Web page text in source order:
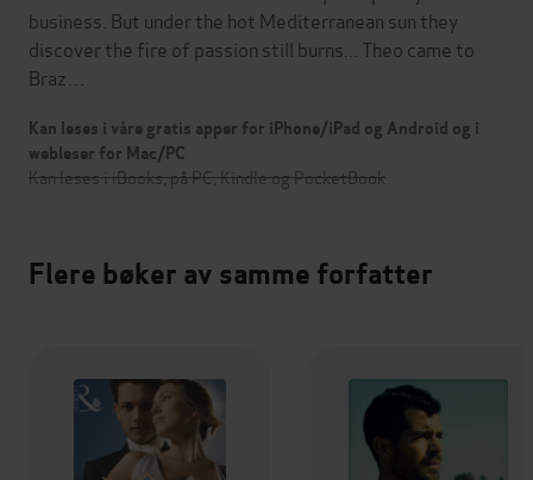
business. But under the hot Mediterranean sun they
discover the fire of passion still burns... Theo came to
Braz…
Kan leses i våre gratis apper for iPhone/iPad og Android og i
webleser for Mac/PC
Kan leses i iBooks, på PC, Kindle og PocketBook
Flere bøker av samme forfatter